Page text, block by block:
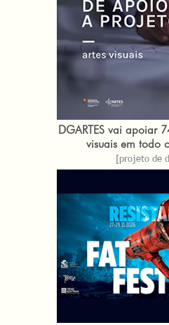
DGARTES vai apoiar
visuais em todo
[projeto de